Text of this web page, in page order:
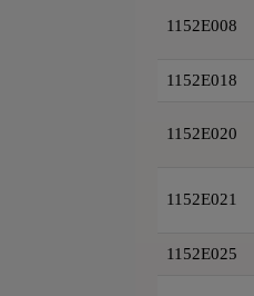
1152E008
1152E018
1152E020
1152E021
1152E025